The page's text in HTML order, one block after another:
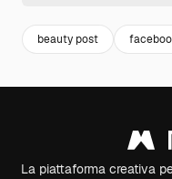
beauty post
La piattaforma creativa